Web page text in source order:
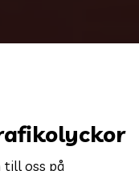
till oss på